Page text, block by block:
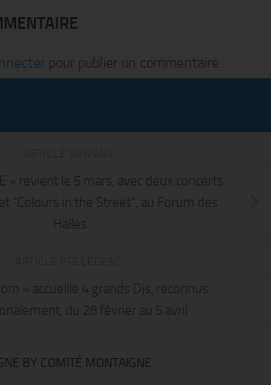
pour publier un commentaire.
» revient le 5 mars, avec deux concerts:
“Colours in the Street”, au Forum des
Halles
» accueille 4 grands Djs, reconnus
du 28 février au 5 avril
BY COMITÉ MONTAIGNE